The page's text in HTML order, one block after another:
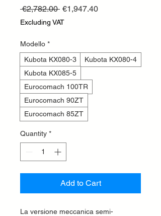
€2,782.00 Regular
Price
€1,947.40Sale
Excluding VAT
Modello *
Kubota KX080-3
Kubota KX080-4
Kubota KX085-5
Eurocomach 100TR
Eurocomach 90ZT
Eurocomach 85ZT
Quantity *
Add to Cart
La versione meccanica semi-